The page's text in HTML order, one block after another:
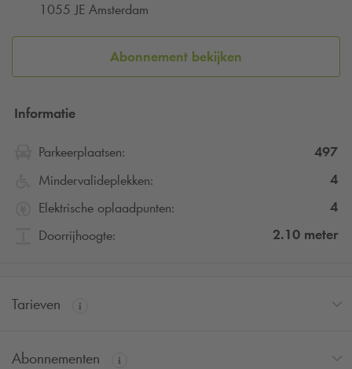
1055 JE Amsterdam
Abonnement bekijken
Informatie
Parkeerplaatsen:
497
Mindervalideplekken:
4
Elektrische oplaadpunten:
4
Doorrijhoogte:
2.10 meter
Tarieven
Abonnementen